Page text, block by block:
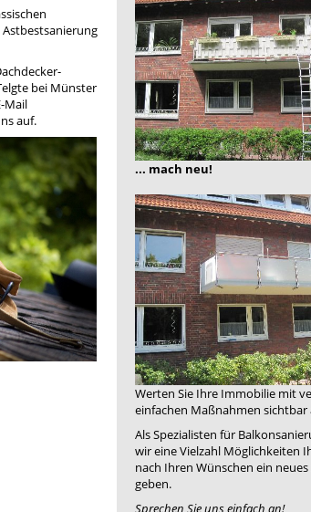
bei Münster
Mail
auf.
... mach neu!
Werten Sie Ihre Immobilie mit
einfachen Maßnahmen sichtbar
Als Spezialisten für
wir eine Vielzahl Möglichkeiten
nach Ihren Wünschen ein neues
geben.
Sprechen Sie uns einfach an!